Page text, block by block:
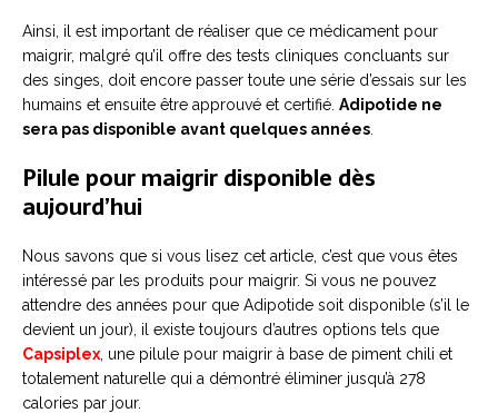
Ainsi, il est important de réaliser que ce médicament pour
maigrir, malgré qu’il offre des tests cliniques concluants sur
des singes, doit encore passer toute une série d’essais sur les
humains et ensuite être approuvé et certifié. Adipotide ne
sera pas disponible avant quelques années
Pilule pour maigrir disponible dès
aujourd’hui
Nous savons que si vous lisez cet article, c’est que vous êtes
intéressé par les produits pour maigrir. Si vous ne pouvez
attendre des années pour que Adipotide soit disponible (s’il le
devient un jour), il existe toujours d’autres options tels que
Capsiplex , une pilule pour maigrir à base de piment chili et
totalement naturelle qui a démontré éliminer jusqu’à 278
calories par jour.